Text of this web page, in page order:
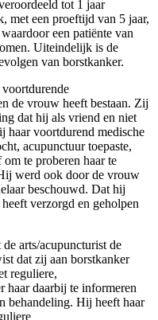
tot 1 jaar
met een proeftijd van 5 jaar,
een patiënte van
Uiteindelijk is de
van borstkanker.
de vrouw heeft bestaan. Zij
dat hij als vriend en niet
haar voortdurend medische
acupunctuur toepaste,
te proberen haar te
werd ook door de vrouw
beschouwd. Dat hij
verzorgd en geholpen
arts/acupuncturist de
dat zij aan borstkanker
reguliere,
haar daarbij te informeren
behandeling. Hij heeft haar